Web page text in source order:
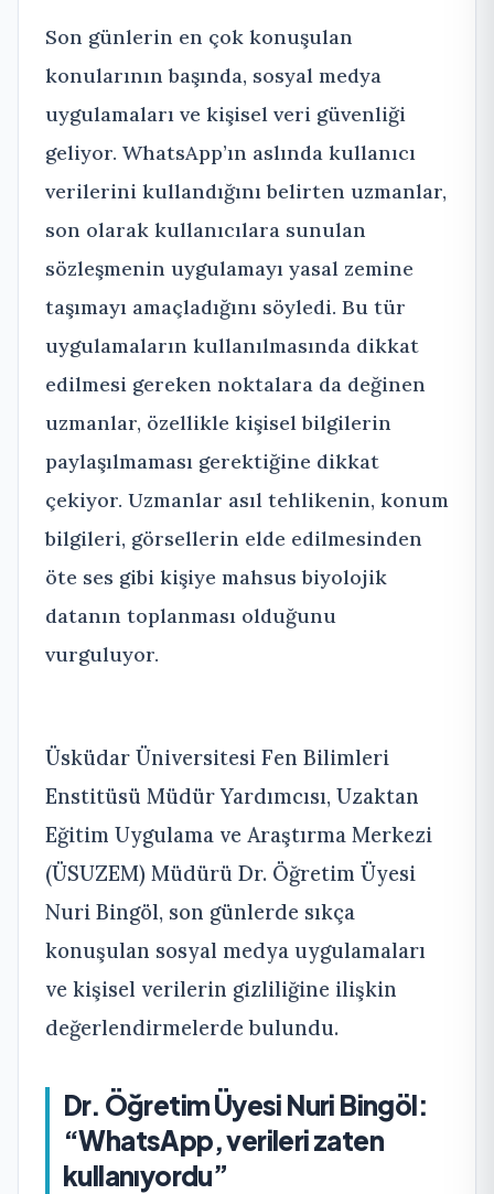
Son günlerin en çok konuşulan
konularının başında, sosyal medya
uygulamaları ve kişisel veri güvenliği
geliyor. WhatsApp’ın aslında kullanıcı
verilerini kullandığını belirten uzmanlar,
son olarak kullanıcılara sunulan
sözleşmenin uygulamayı yasal zemine
taşımayı amaçladığını söyledi. Bu tür
uygulamaların kullanılmasında dikkat
edilmesi gereken noktalara da değinen
uzmanlar, özellikle kişisel bilgilerin
paylaşılmaması gerektiğine dikkat
çekiyor. Uzmanlar asıl tehlikenin, konum
bilgileri, görsellerin elde edilmesinden
öte ses gibi kişiye mahsus biyolojik
datanın toplanması olduğunu
vurguluyor.
Üsküdar Üniversitesi Fen Bilimleri
Enstitüsü Müdür Yardımcısı, Uzaktan
Eğitim Uygulama ve Araştırma Merkezi
(ÜSUZEM) Müdürü Dr. Öğretim Üyesi
Nuri Bingöl, son günlerde sıkça
konuşulan sosyal medya uygulamaları
ve kişisel verilerin gizliliğine ilişkin
değerlendirmelerde bulundu.
Dr. Öğretim Üyesi Nuri Bingöl:
“WhatsApp, verileri zaten
kullanıyordu”